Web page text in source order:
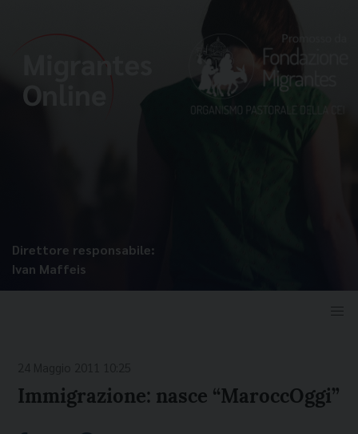
Direttore responsabile:
Ivan Maffeis
Immigrazione: nasce “MaroccOggi”